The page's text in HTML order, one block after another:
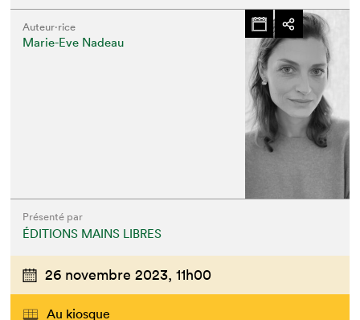
Auteur·rice
Marie-Eve Nadeau
Présenté par
ÉDITIONS MAINS LIBRES
26 novembre 2023, 11h00
Au kiosque